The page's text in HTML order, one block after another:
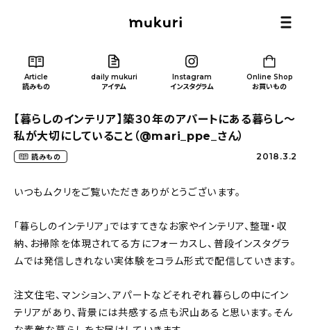
Article
読みもの
daily mukuri
アイテム
Instagram
インスタグラム
Online Shop
お買いもの
カテゴリー一覧
新着記事
人気の記事
【暮らしのインテリア】築３０年のアパートにある暮らし〜
私が大切にしていること（@mari_ppe_さん）
読みもの 2018.3.2
いつもムクリをご覧いただきありがとうございます。
「暮らしのインテリア」ではすてきなお家やインテリア、整理・収
納、お掃除を体現されてる方にフォーカスし、普段インスタグラ
ムでは発信しきれない実体験をコラム形式で配信していきます。
注文住宅、マンション、アパートなどそれぞれ暮らしの中にイン
テリアがあり、背景には共感する点も沢山あると思います。そん